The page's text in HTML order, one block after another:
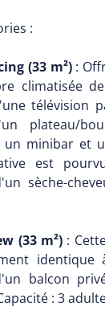
:
(33 m²):
climatisée
télévision
plateau/
un minibar et
est
sèche-
(33 m²) :
identique
balcon
: 3